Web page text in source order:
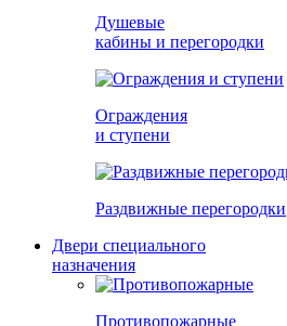
Душевые
кабины и перегородки
Ограждения
и ступени
Раздвижные перегородки
Двери специального
назначения
Противопожарные